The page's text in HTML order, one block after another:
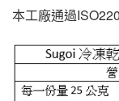
本工廠通過